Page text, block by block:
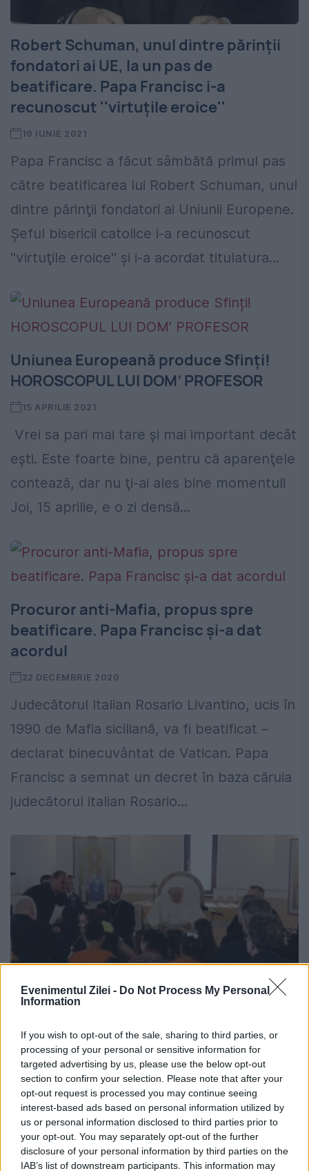
Evenimentul Zilei - Do Not Process My Personal
Information
If you wish to opt-out of the sale, sharing to third parties, or
processing of your personal or sensitive information for
targeted advertising by us, please use the below opt-out
section to confirm your selection. Please note that after your
opt-out request is processed you may continue seeing
interest-based ads based on personal information utilized by
us or personal information disclosed to third parties prior to
your opt-out. You may separately opt-out of the further
disclosure of your personal information by third parties on the
IAB’s list of downstream participants. This information may
Robert Schuman, unul dintre părinții
fondatori ai UE, la un pas de
beatificare. Papa Francisc i-a
recunoscut ''virtuţile eroice''
19 IUNIE 2021
Papa Francisc a făcut sâmbătă primul pas
către beatificarea lui Robert Schuman, unul
dintre părinţii fondatori ai Uniunii Europene.
Șeful bisericii catolice i-a recunoscut
''virtuţile eroice'' şi i-a acordat titulatura...
Uniunea Europeană produce Sfinți!
HOROSCOPUL LUI DOM’ PROFESOR
15 APRILIE 2021
Vrei sa pari mai tare şi mai important decât
eşti. Este foarte bine, pentru că aparenţele
contează, dar nu ţi-ai ales bine momentul!
Joi, 15 aprilie, e o zi densă...
Procuror anti-Mafia, propus spre
beatificare. Papa Francisc și-a dat
acordul
22 DECEMBRIE 2020
Judecătorul Italian Rosario Livantino, ucis în
1990 de Mafia siciliană, va fi beatificat –
declarat binecuvântat de Vatican. Papa
Francisc a semnat un decret în baza căruia
judecătorul italian Rosario...
Papa în România 2019. Punctul
culminant, la Blaj: Beatificarea celor
șapte episcopi martiri. Ziua a treia
2 IUNIE 2019
Ziua a treia a vizitei făcute de Papa
Francisc în România ajunge la punctul